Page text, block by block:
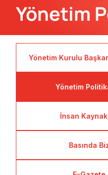
Yönetim
Yönetim Kurulu
Yönetim
İnsan
Basında